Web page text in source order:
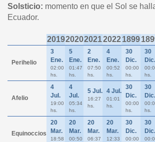
Solsticio: momento en que el Sol se
Ecuador.
20192020202120221899
Perihelio
3
Ene.
02:00
hs.
5
Ene.
01:47
hs.
2
Ene.
07:50
hs.
4
Ene.
00:52
hs.
30
Dic.
00:00
hs.
30
Dic.
hs.
Afelio
4
Jul.
19:00
hs.
4
Jul.
05:34
hs.
5 Jul.
16:27
hs.
4 Jul.
01:01
hs.
30
Dic.
00:00
hs.
30
Dic.
hs.
Equinoccios
20
Mar.
18:58
20
Mar.
00:50
20
Mar.
06:37
20
Mar.
12:33
30
Dic.
00:00
30
Dic.